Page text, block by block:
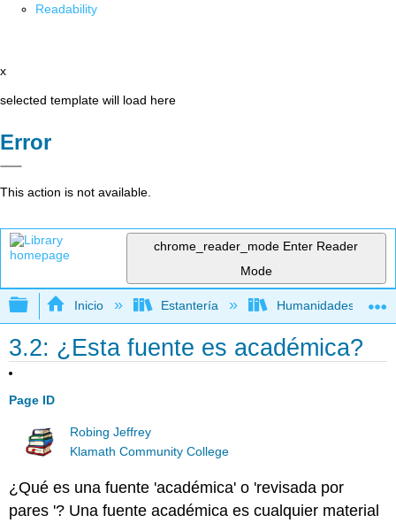
Readability
x
selected template will load here
Error
This action is not available.
chrome_reader_mode Enter Reader
Mode
Expandir/contraer jerarquía global
Inicio Estantería Humanidades
3.2: ¿Esta fuente es académica?
Page ID
Robing Jeffrey
Klamath Community College
¿Qué es una fuente 'académica' o 'revisada por
pares '? Una fuente académica es cualquier material